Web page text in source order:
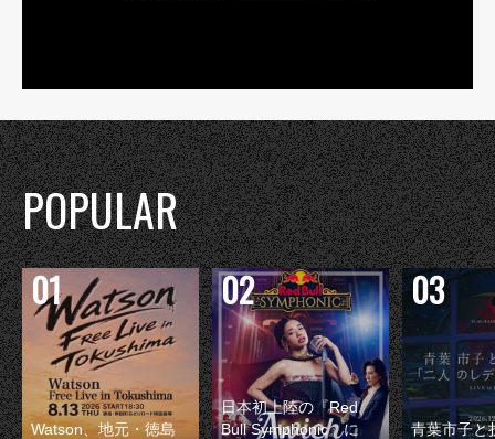
POPULAR
Watson、地元・徳島
日本初上陸の『Red
Bull Symphonic』に
青葉市子と